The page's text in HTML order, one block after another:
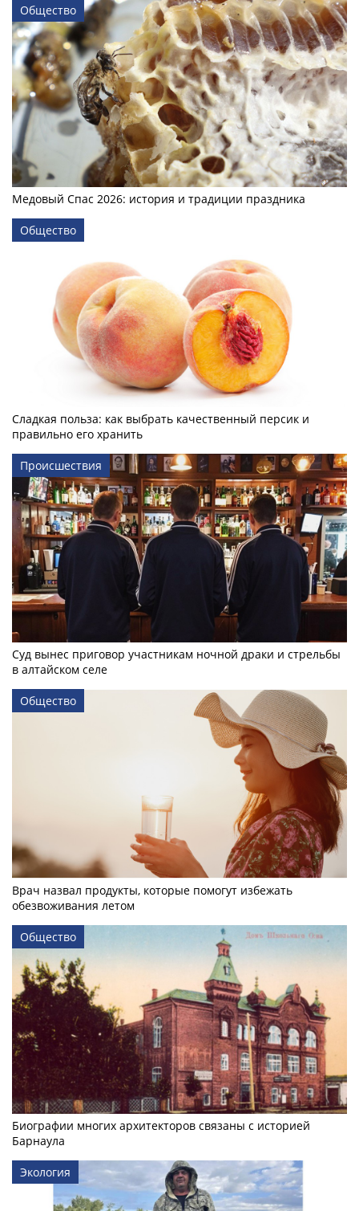
Общество
Медовый Спас 2026: история и традиции праздника
Общество
Сладкая польза: как выбрать качественный персик и
правильно его хранить
Происшествия
Суд вынес приговор участникам ночной драки и стрельбы
в алтайском селе
Общество
Врач назвал продукты, которые помогут избежать
обезвоживания летом
Общество
Биографии многих архитекторов связаны с историей
Барнаула
Экология